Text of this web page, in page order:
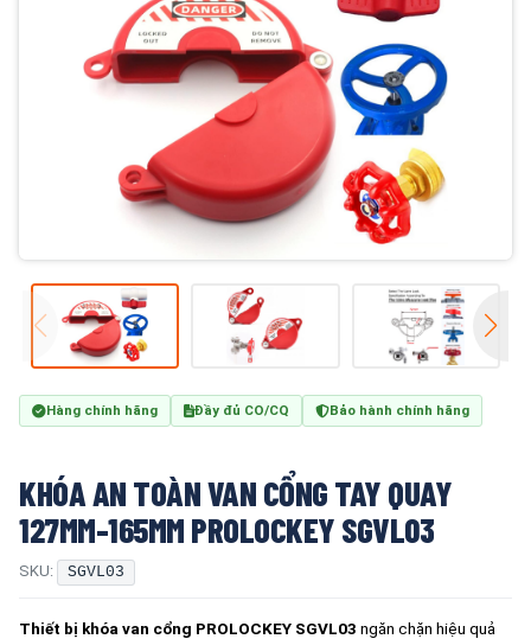
Hàng chính hãng Đầy đủ CO/CQ Bảo hành chính hãng
KHÓA AN TOÀN VAN CỔNG TAY QUAY
127MM-165MM PROLOCKEY SGVL03
SKU: SGVL03
Thiết bị khóa van cổng PROLOCKEY SGVL03 ngăn chặn hiệu quả